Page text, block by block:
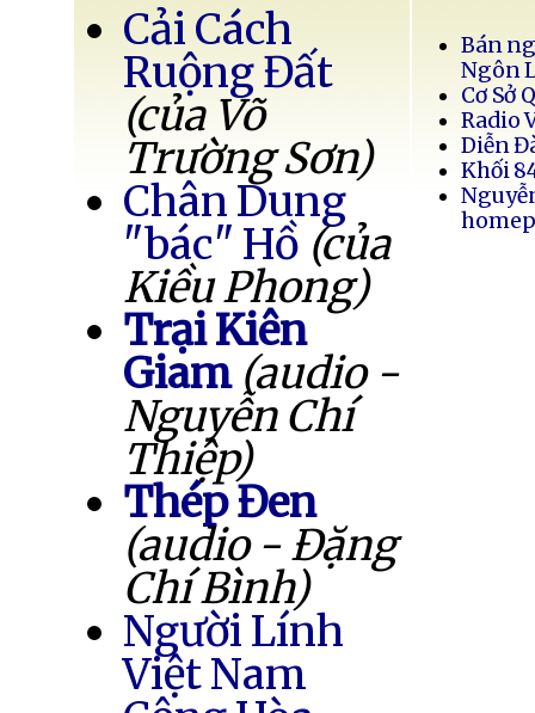
Cải Cách
Ruộng Đất
(của Võ
Trường Sơn)
Chân Dung
"bác" Hồ (của
Kiều Phong)
Trại Kiên
Giam (audio -
Nguyễn Chí
Thiệp)
Thép Đen
(audio - Đặng
Chí Bình)
Người Lính
Việt Nam
Bán
Ngôn
Cơ Sở
Radio
Diễn
Khối